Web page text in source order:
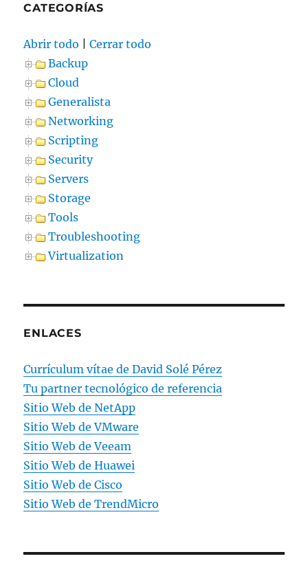
CATEGORÍAS
Abrir todo |Cerrar todo
Backup
Cloud
Generalista
Networking
Scripting
Security
Servers
Storage
Tools
Troubleshooting
Virtualization
ENLACES
Currículum vítae de David Solé Pérez
Tu partner tecnológico de referencia
Sitio Web de NetApp
Sitio Web de VMware
Sitio Web de Veeam
Sitio Web de Huawei
Sitio Web de Cisco
Sitio Web de TrendMicro